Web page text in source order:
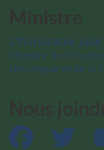
L’honorable
Ministre de
climatique et de la
Facebook